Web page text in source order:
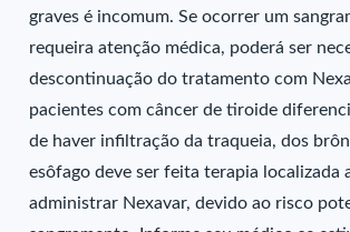
graves é incomum. Se ocorrer um
requeira atenção médica, poderá ser
descontinuação do tratamento com
pacientes com câncer de tiroide
de haver infiltração da traqueia, dos
esôfago deve ser feita terapia localizada
administrar Nexavar, devido ao risco